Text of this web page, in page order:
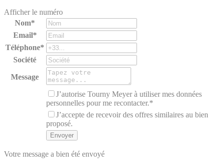
Afficher le numéro
Nom*
Email*
Téléphone*
Société
Message
J’autorise Tourny Meyer à utiliser mes données
personnelles pour me recontacter.*
J’accepte de recevoir des offres similaires au bien
proposé.
Votre message a bien été envoyé